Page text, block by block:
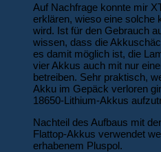
Auf Nachfrage konnte mir
erklären, wieso eine solche
wird. Ist für den Gebrauch
wissen, dass die
es damit möglich ist, die
vier Akkus auch mit nur
betreiben. Sehr praktisch,
Akku im Gepäck verloren
18650-Lithium-Akkus
Nachteil des Aufbaus mit
Flattop-Akkus verwendet
erhabenem Pluspol.